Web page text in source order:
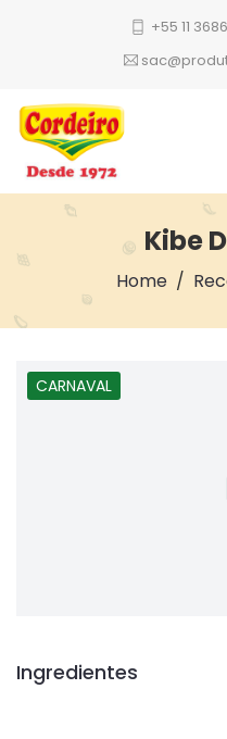
+55 11
Kibe
Home
CARNAVAL
Ingredientes